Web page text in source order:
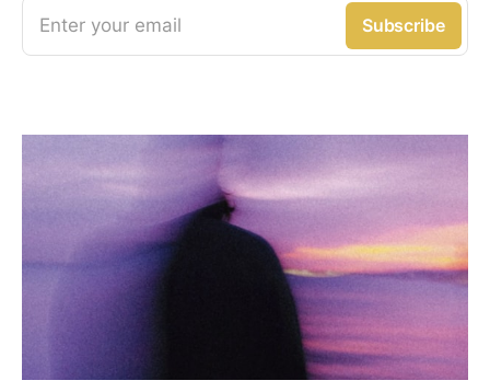
Enter your email Subscribe